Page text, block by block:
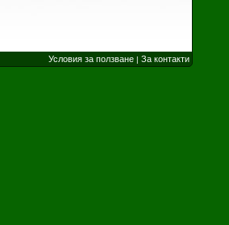
Условия за ползване | За контакти